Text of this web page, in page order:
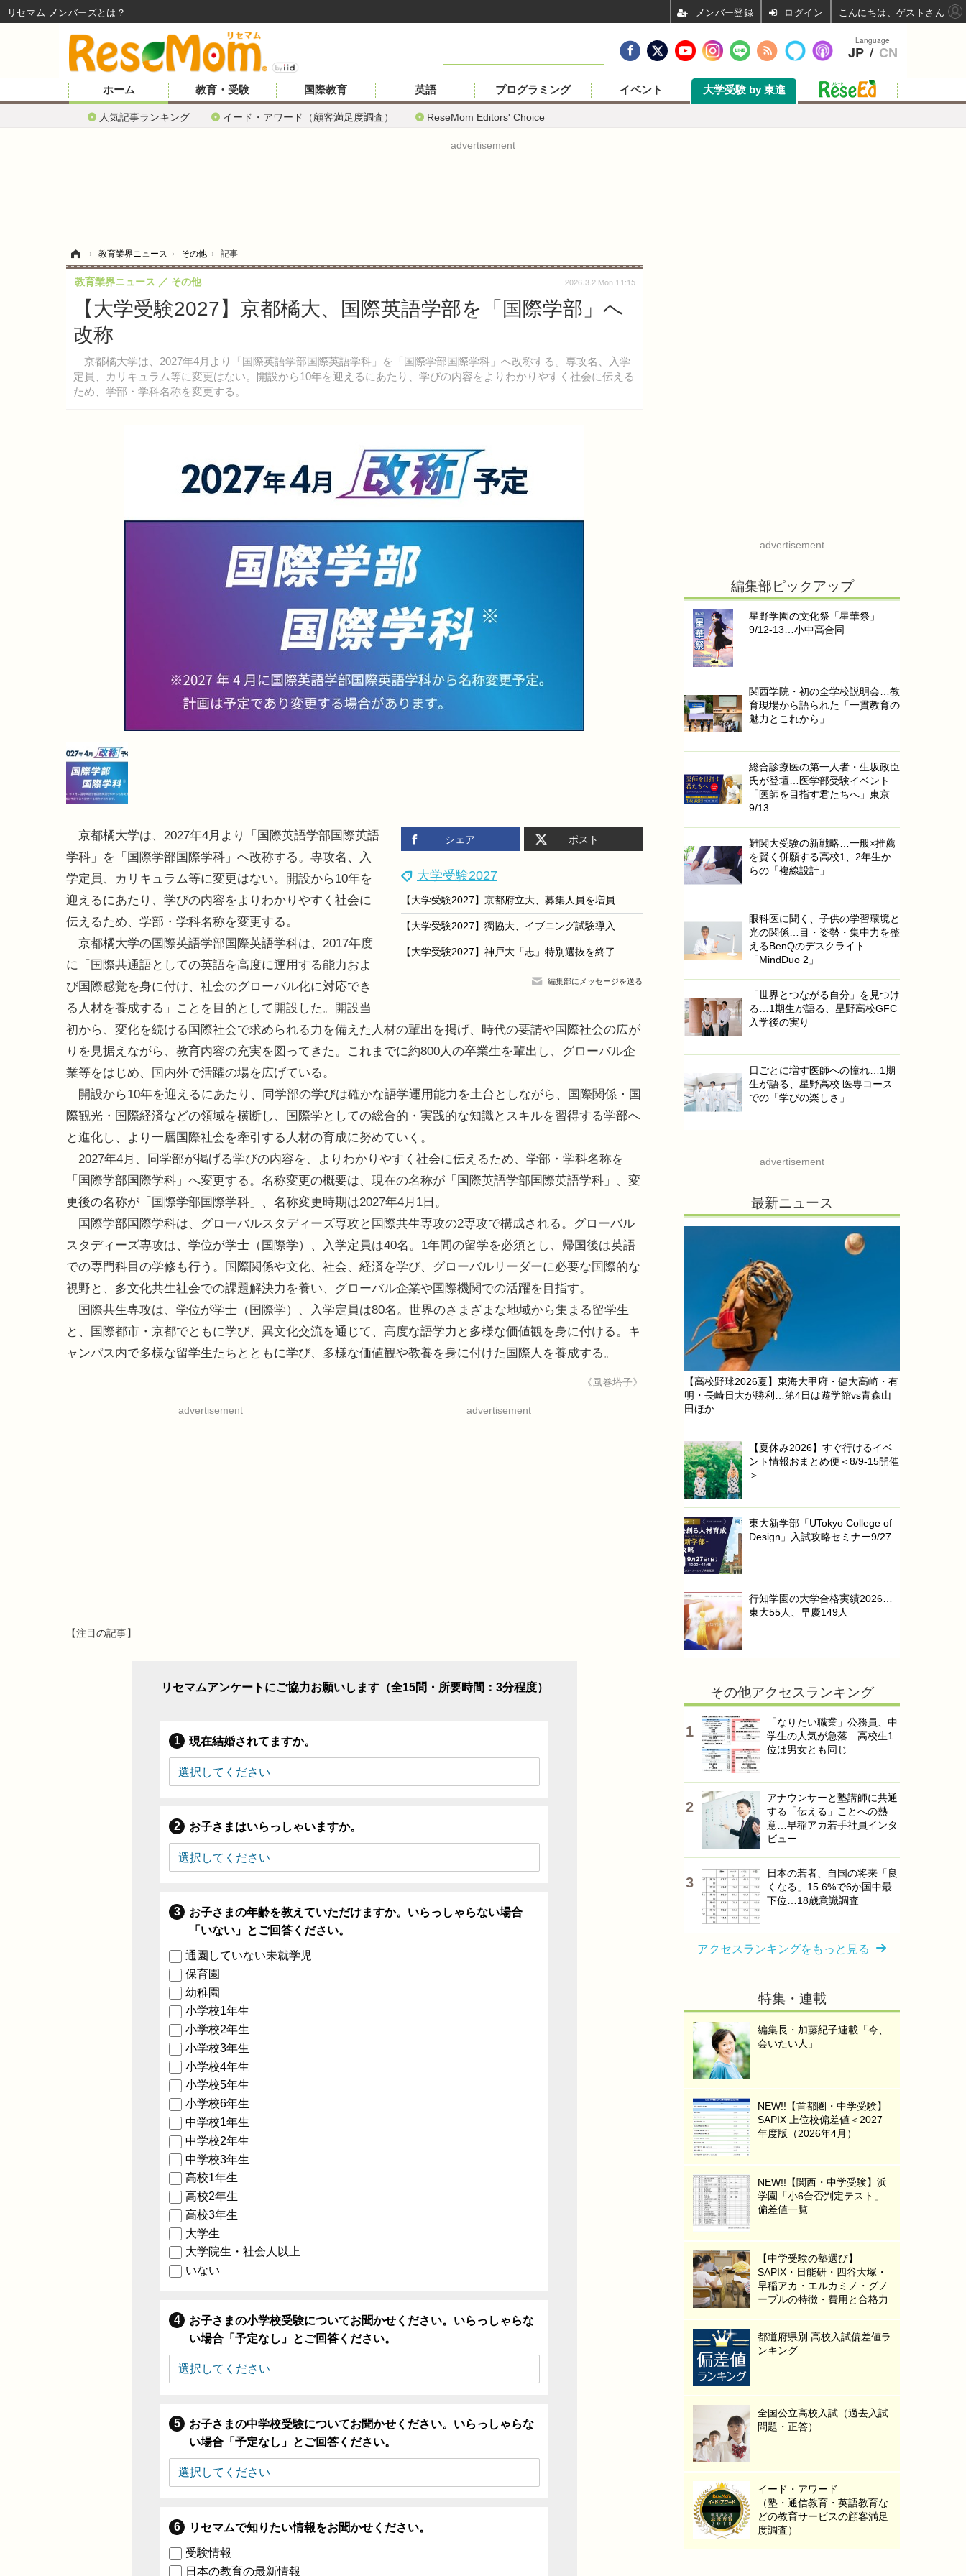
ホーム
人気記事ランキング イード・アワード（顧客満足度調査） ReseMom Editors' Choice
教育・受験 国際教育 英語 プログラミング イベント 大学受験 by 東進
advertisement
› 教育業界ニュース › その他 › 記事
【大学受験2027】京都橘大、国際英語学部を「国際学部」へ
改称
京都橘大学は、2027年4月より「国際英語学部国際英語学科」を「国際学部国際学科」へ改称する。専攻名、入学
定員、カリキュラム等に変更はない。開設から10年を迎えるにあたり、学びの内容をよりわかりやすく社会に伝える
ため、学部・学科名称を変更する。
教育業界ニュース その他 2026.3.2 Mon 11:15
シェア ポスト
大学受験2027
【大学受験2027】京都府立大、募集人員を増員…文学部は一般選抜も拡大
【大学受験2027】獨協大、イブニング試験導入…全国13会場で夕方から試験開始
【大学受験2027】神戸大「志」特別選抜を終了
編集部にメッセージを送る
京都橘大学は、2027年4月より「国際英語学部国際英語
学科」を「国際学部国際学科」へ改称する。専攻名、入
学定員、カリキュラム等に変更はない。開設から10年を
迎えるにあたり、学びの内容をよりわかりやすく社会に
伝えるため、学部・学科名称を変更する。
京都橘大学の国際英語学部国際英語学科は、2017年度
に「国際共通語としての英語を高度に運用する能力およ
び国際感覚を身に付け、社会のグローバル化に対応でき
る人材を養成する」ことを目的として開設した。開設当
初から、変化を続ける国際社会で求められる力を備えた人材の輩出を掲げ、時代の要請や国際社会の広が
りを見据えながら、教育内容の充実を図ってきた。これまでに約800人の卒業生を輩出し、グローバル企
業等をはじめ、国内外で活躍の場を広げている。
開設から10年を迎えるにあたり、同学部の学びは確かな語学運用能力を土台としながら、国際関係・国
際観光・国際経済などの領域を横断し、国際学としての総合的・実践的な知識とスキルを習得する学部へ
と進化し、より一層国際社会を牽引する人材の育成に努めていく。
2027年4月、同学部が掲げる学びの内容を、よりわかりやすく社会に伝えるため、学部・学科名称を
「国際学部国際学科」へ変更する。名称変更の概要は、現在の名称が「国際英語学部国際英語学科」、変
更後の名称が「国際学部国際学科」、名称変更時期は2027年4月1日。
国際学部国際学科は、グローバルスタディーズ専攻と国際共生専攻の2専攻で構成される。グローバル
スタディーズ専攻は、学位が学士（国際学）、入学定員は40名。1年間の留学を必須とし、帰国後は英語
での専門科目の学修も行う。国際関係や文化、社会、経済を学び、グローバルリーダーに必要な国際的な
視野と、多文化共生社会での課題解決力を養い、グローバル企業や国際機関での活躍を目指す。
国際共生専攻は、学位が学士（国際学）、入学定員は80名。世界のさまざまな地域から集まる留学生
と、国際都市・京都でともに学び、異文化交流を通じて、高度な語学力と多様な価値観を身に付ける。キ
ャンパス内で多様な留学生たちとともに学び、多様な価値観や教養を身に付けた国際人を養成する。
《風巻塔子》
advertisement advertisement
【注目の記事】
リセマムアンケートにご協力お願いします（全15問・所要時間：3分程度）
現在結婚されてますか。
お子さまはいらっしゃいますか。
お子さまの年齢を教えていただけますか。いらっしゃらない場合
「いない」とご回答ください。
通園していない未就学児
保育園
幼稚園
小学校1年生
小学校2年生
小学校3年生
小学校4年生
小学校5年生
小学校6年生
中学校1年生
中学校2年生
中学校3年生
高校1年生
高校2年生
高校3年生
大学生
大学院生・社会人以上
いない
お子さまの小学校受験についてお聞かせください。いらっしゃらな
い場合「予定なし」とご回答ください。
お子さまの中学校受験についてお聞かせください。いらっしゃらな
い場合「予定なし」とご回答ください。
リセマムで知りたい情報をお聞かせください。
受験情報
日本の教育の最新情報
advertisement
編集部ピックアップ
星野学園の文化祭「星華祭」
9/12-13…小中高合同
関西学院・初の全学校説明会…教
育現場から語られた「一貫教育の
魅力とこれから」
総合診療医の第一人者・生坂政臣
氏が登壇…医学部受験イベント
「医師を目指す君たちへ」東京
9/13
難関大受験の新戦略…一般×推薦
を賢く併願する高校1、2年生か
らの「複線設計」
眼科医に聞く、子供の学習環境と
光の関係…目・姿勢・集中力を整
えるBenQのデスクライト
「MindDuo 2」
「世界とつながる自分」を見つけ
る…1期生が語る、星野高校GFC
入学後の実り
日ごとに増す医師への憧れ…1期
生が語る、星野高校 医専コース
での「学びの楽しさ」
advertisement
最新ニュース
【高校野球2026夏】東海大甲府・健大高崎・有
明・長崎日大が勝利…第4日は遊学館vs青森山
田ほか
【夏休み2026】すぐ行けるイベ
ント情報おまとめ便＜8/9-15開催
＞
東大新学部「UTokyo College of
Design」入試攻略セミナー9/27
行知学園の大学合格実績2026…
東大55人、早慶149人
その他アクセスランキング
「なりたい職業」公務員、中
学生の人気が急落…高校生1
位は男女とも同じ
アナウンサーと塾講師に共通
する「伝える」ことへの熱
意…早稲アカ若手社員インタ
ビュー
日本の若者、自国の将来「良
くなる」15.6%で6か国中最
下位…18歳意識調査
アクセスランキングをもっと見る
特集・連載
編集長・加藤紀子連載「今、
会いたい人」
NEW!!【首都圏・中学受験】
SAPIX 上位校偏差値＜2027
年度版（2026年4月）
NEW!!【関西・中学受験】浜
学園「小6合否判定テスト」
偏差値一覧
【中学受験の塾選び】
SAPIX・日能研・四谷大塚・
早稲アカ・エルカミノ・グノ
ーブルの特徴・費用と合格力
都道府県別 高校入試偏差値ラ
ンキング
全国公立高校入試（過去入試
問題・正答）
イード・アワード
（塾・通信教育・英語教育な
どの教育サービスの顧客満足
度調査）
Language
JP / CN
リセマム メンバーズ ログイン こんにちは、ゲストさん